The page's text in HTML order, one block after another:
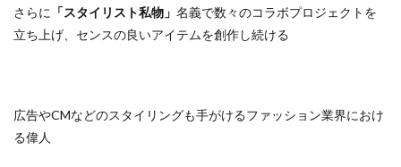
さらに 「スタイリスト私物」 名義で数々のコラボプロジェクトを
立ち上げ、センスの良いアイテムを創作し続ける
広告やCMなどのスタイリングも手がけるファッション業界におけ
る偉人